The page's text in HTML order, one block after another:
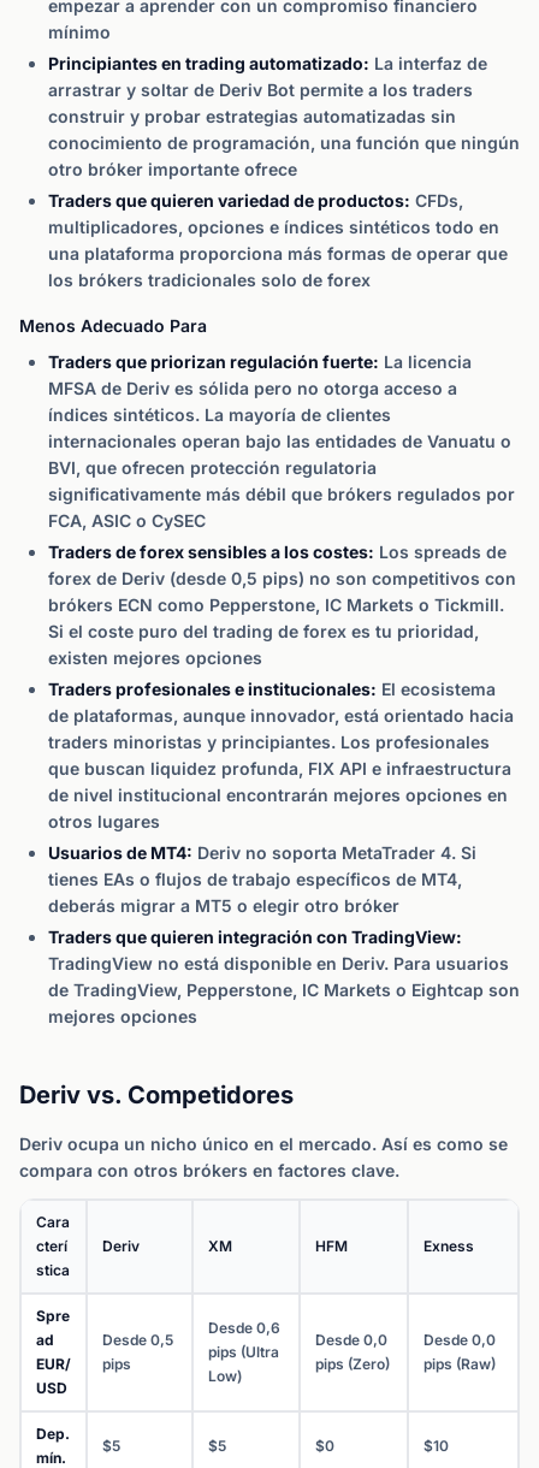
empezar a aprender con un compromiso financiero
mínimo
Principiantes en trading automatizado: La interfaz de
arrastrar y soltar de Deriv Bot permite a los traders
construir y probar estrategias automatizadas sin
conocimiento de programación, una función que ningún
otro bróker importante ofrece
Traders que quieren variedad de productos: CFDs,
multiplicadores, opciones e índices sintéticos todo en
una plataforma proporciona más formas de operar que
los brókers tradicionales solo de forex
Menos Adecuado Para
Traders que priorizan regulación fuerte: La licencia
MFSA de Deriv es sólida pero no otorga acceso a
índices sintéticos. La mayoría de clientes
internacionales operan bajo las entidades de Vanuatu o
BVI, que ofrecen protección regulatoria
significativamente más débil que brókers regulados por
FCA, ASIC o CySEC
Traders de forex sensibles a los costes: Los spreads de
forex de Deriv (desde 0,5 pips) no son competitivos con
brókers ECN como Pepperstone, IC Markets o Tickmill.
Si el coste puro del trading de forex es tu prioridad,
existen mejores opciones
Traders profesionales e institucionales: El ecosistema
de plataformas, aunque innovador, está orientado hacia
traders minoristas y principiantes. Los profesionales
que buscan liquidez profunda, FIX API e infraestructura
de nivel institucional encontrarán mejores opciones en
otros lugares
Usuarios de MT4: Deriv no soporta MetaTrader 4. Si
tienes EAs o flujos de trabajo específicos de MT4,
deberás migrar a MT5 o elegir otro bróker
Traders que quieren integración con TradingView:
TradingView no está disponible en Deriv. Para usuarios
de TradingView, Pepperstone, IC Markets o Eightcap son
mejores opciones
Deriv vs. Competidores
Deriv ocupa un nicho único en el mercado. Así es como se
compara con otros brókers en factores clave.
Cara
cterí
stica
Deriv XM HFM Exness
Spre
ad
EUR/
USD
Desde 0,5
pips
Desde 0,6
pips (Ultra
Low)
Desde 0,0
pips (Zero)
Desde 0,0
pips (Raw)
Dep.
mín.
$5 $5 $0 $10